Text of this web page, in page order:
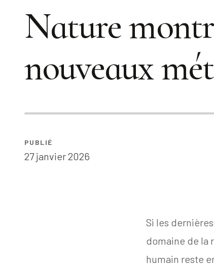
Nature
nouveaux
PUBLIÉ
27 janvier 2026
Si les
domaine de la
humain reste